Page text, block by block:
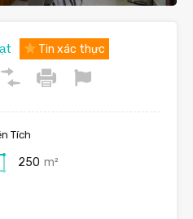
Tin xác thực
Tích
250 m²